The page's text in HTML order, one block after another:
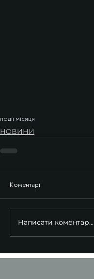
події місяця
НОВИНИ
Коментарі
Написати коментар...